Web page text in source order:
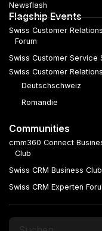
Newsflash
Flagship Events
Swiss Customer Relations
Forum
Swiss Customer Service
Swiss Customer
Deutschschweiz
Romandie
Communities
cmm360 Connect
Club
Swiss CRM Business Club
Swiss CRM Experten